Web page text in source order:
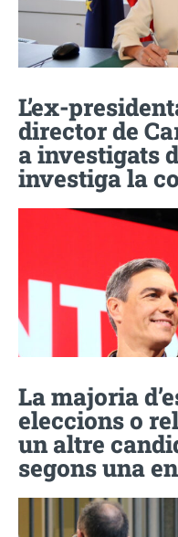
L’ex-
director de
a investigats
investiga la
La majoria
eleccions o
un altre
segons una